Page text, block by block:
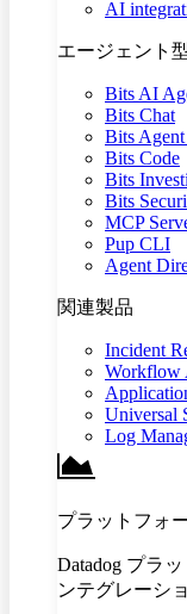
AI
エージェント
Bits AI
Bits Chat
Bits
Bits Code
Bits
Bits
MCP
Pup CLI
Agent
関連製品
Incident
Workflow
Universal
Log
プラットフォ
Datadog プラ
ンテグレーシ